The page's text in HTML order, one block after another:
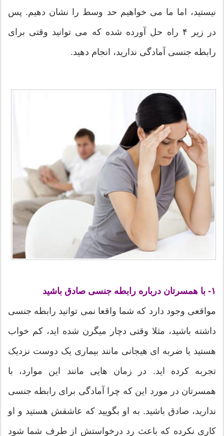
نیستید، اما ما می خواهیم حد وسط را نشان دهیم. پس
در زیر ۴ راه حل آورده شده که می توانید وقتی برای
رابطه جنسی آمادگی ندارید، انجام دهید.
۱- با همسرتان درباره رابطه جنسی صادق باشید
مواقعی وجود دارد که شما واقعا نمی توانید رابطه جنسی
داشته باشید، مثلا وقتی دچار میگرن شده اید، کم خواب
هستید یا ضربه ای هیجانی مانند بیماری یک دوست نزدیک
تجربه کرده اید. در زمان هایی مانند این موارد، با
همسرتان در مورد این که چرا آمادگی برای رابطه جنسی
ندارید، صادق باشید. به او بگویید که عاشقش هستید و او
کاری نکرده که باعث رد درخواستش از طرف شما شود